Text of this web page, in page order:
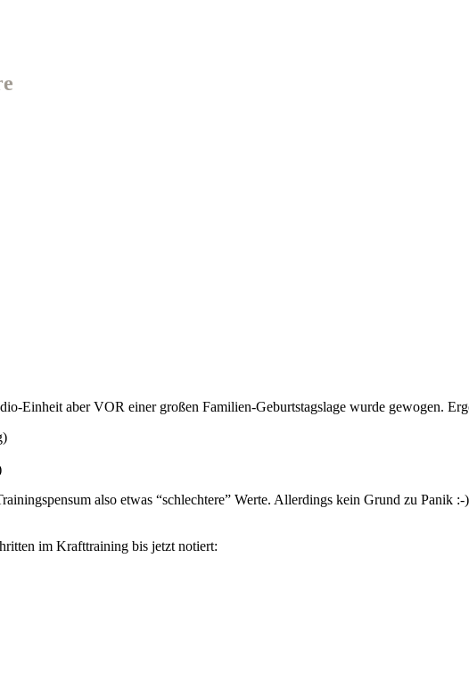
Einheit aber VOR einer großen Familien-Geburtstagslage wurde gewogen.
also etwas “schlechtere” Werte. Allerdings kein Grund zu Panik
im Krafttraining bis jetzt notiert: